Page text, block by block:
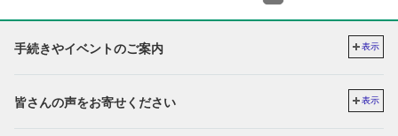
手続きやイベントのご案内 表示
皆さんの声をお寄せください 表示